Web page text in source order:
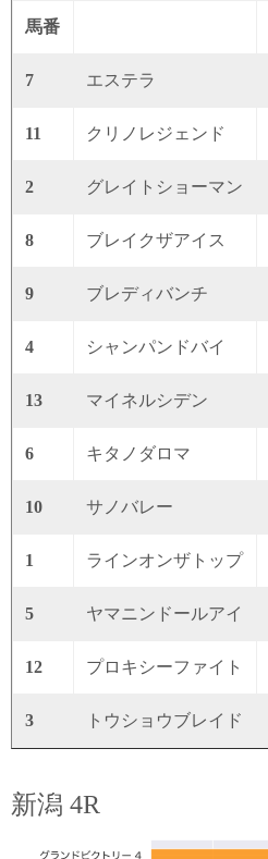
馬番
7 エステラ
11 クリノレジェンド
2 グレイトショーマン
8 ブレイクザアイス
9 ブレディバンチ
4 シャンパンドバイ
13 マイネルシデン
6 キタノダロマ
10 サノバレー
1 ラインオンザトップ
5 ヤマニンドールアイ
12 プロキシーファイト
3 トウショウブレイド
新潟 4R